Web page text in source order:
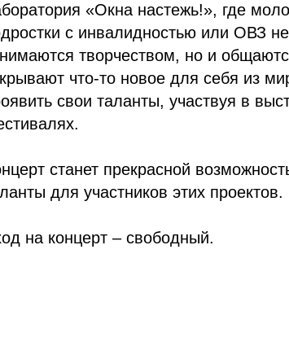
«Окна настежь!», где
с инвалидностью или ОВЗ
творчеством, но и
что-то новое для себя из
свои таланты, участвуя в
станет прекрасной
для участников этих проектов.
на концерт – свободный.